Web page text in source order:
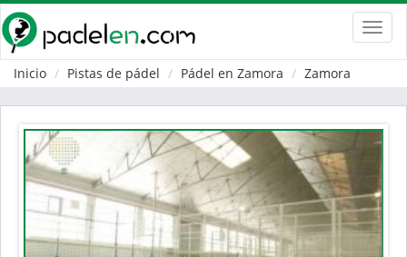
Inicio
Pistas de pádel Pádel en Zamora Zamora